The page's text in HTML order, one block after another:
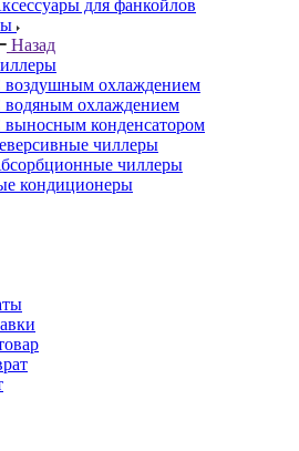
для фанкойлов
Назад
воздушным охлаждением
водяным охлаждением
конденсатором
чиллеры
чиллеры
кондиционеры